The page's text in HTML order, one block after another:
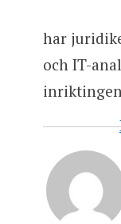
har
och IT-